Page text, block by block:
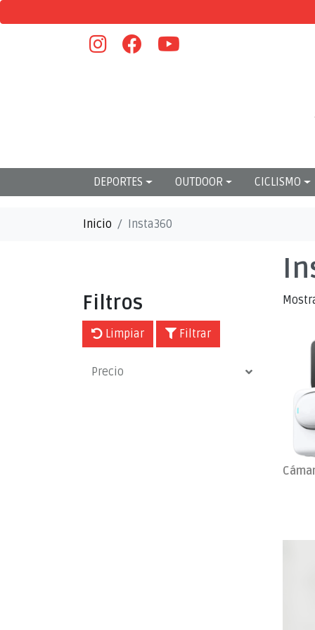
DEPORTES OUTDOOR CICLISMO
Inicio Insta360
Filtros
Limpiar Filtrar
Precio